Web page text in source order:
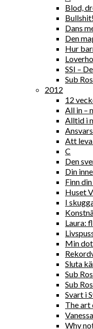
Blod,
Bullshit!
Dans
Den
Hur
SSI –
Sub
2012
12
All in –
Alltid i
Att
C
Den
Din
Finn
Huset
I
Laura:
Min
Sluta
Sub
Sub
Svart i
The art
Why